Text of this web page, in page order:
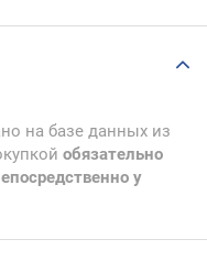
на базе данных из
обязательно
у